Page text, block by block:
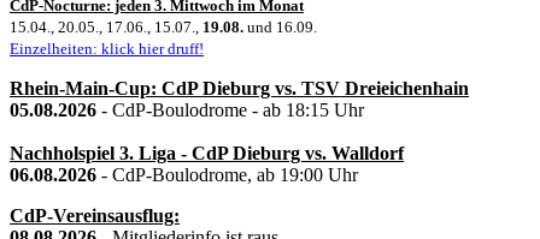
CdP-Nocturne: jeden 3. Mittwoch im Monat
15.04., 20.05., 17.06., 15.07., 19.08. und 16.09.
Einzelheiten: klick hier druff!
Rhein-Main-Cup: CdP Dieburg vs. TSV Dreieichenhain
05.08.2026 - CdP-Boulodrome - ab 18:15 Uhr
Nachholspiel 3. Liga - CdP Dieburg vs. Walldorf
06.08.2026 - CdP-Boulodrome, ab 19:00 Uhr
CdP-Vereinsausflug: